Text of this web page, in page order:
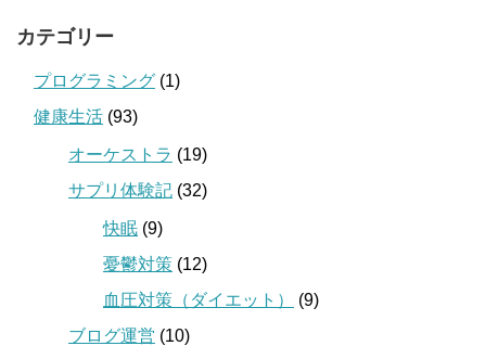
カテゴリー
プログラミング (1)
健康生活 (93)
オーケストラ (19)
サプリ体験記 (32)
快眠 (9)
憂鬱対策 (12)
血圧対策（ダイエット）
(9)
ブログ運営 (10)